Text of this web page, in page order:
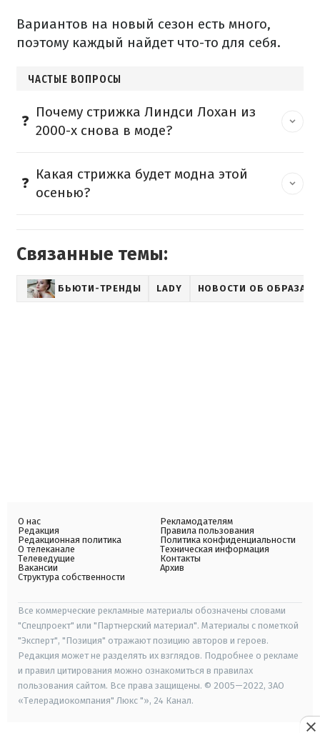
Вариантов на новый сезон есть много,
поэтому каждый найдет что-то для себя.
ЧАСТЫЕ ВОПРОСЫ
Почему стрижка Линдси Лохан из
2000-х снова в моде?
Какая стрижка будет модна этой
осенью?
Связанные темы:
БЬЮТИ-ТРЕНДЫ LADY НОВОСТИ ОБ ОБРАЗАХ
О нас
Редакция
Редакционная политика
О телеканале
Телеведущие
Вакансии
Структура собственности
Рекламодателям
Правила пользования
Политика конфиденциальности
Техническая информация
Контакты
Архив
Все коммерческие рекламные материалы обозначены словами
"Спецпроект" или "Партнерский материал". Материалы с пометкой
"Эксперт", "Позиция" отражают позицию авторов и героев.
Редакция может не разделять их взглядов. Подробнее о рекламе
и правил цитирования можно ознакомиться в правилах
пользования сайтом. Все права защищены. © 2005—2022, ЗАО
«Телерадиокомпания" Люкс "», 24 Канал.